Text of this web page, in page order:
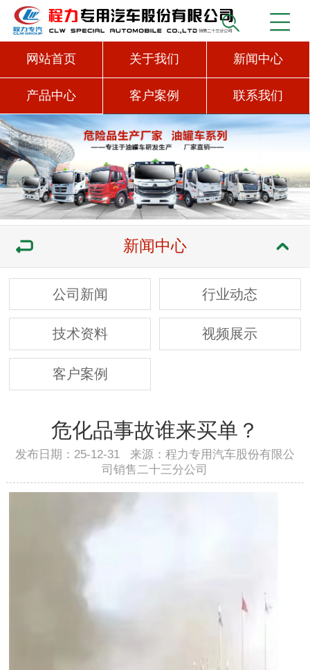
网站首页 关于我们 新闻中心
产品中心 客户案例 联系我们
新闻中心
公司新闻 行业动态
技术资料 视频展示
客户案例
危化品事故谁来买单？
发布日期：25-12-31 来源：程力专用汽车股份有限公
司销售二十三分公司